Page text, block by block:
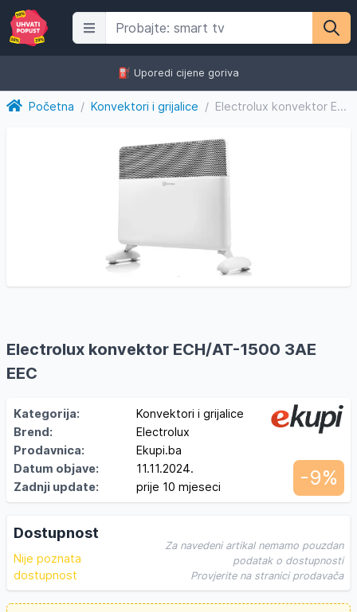
⛽️ Uporedi cijene goriva
Početna / Konvektori i grijalice / Electrolux konvektor ECH/AT-1500 3AE EEC
Electrolux konvektor ECH/AT-1500 3AE
EEC
Kategorija:
Konvektori i grijalice
Brend:
Electrolux
Prodavnica:
Ekupi.ba
Datum objave:
11.11.2024.
Zadnji update:
prije 10 mjeseci -9%
Dostupnost
Nije poznata
dostupnost
Za navedeni artikal nemamo pouzdan
podatak o dostupnosti
Provjerite na stranici prodavača